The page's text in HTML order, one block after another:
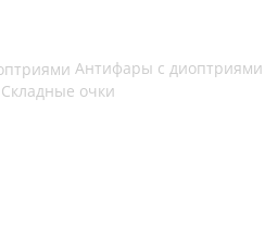
Антифары с диоптриями
Складные очки